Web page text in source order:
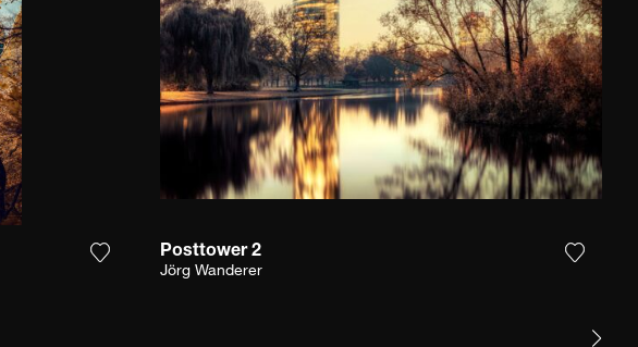
Fügen Sie das Foto meiner Wunschliste hinzu
Posttower 2
Jörg Wanderer